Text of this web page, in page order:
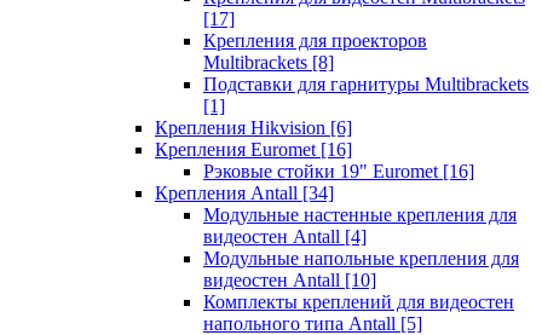
[17]
Крепления для проекторов
Multibrackets [8]
Подставки для гарнитуры Multibrackets
[1]
Крепления Hikvision [6]
Крепления Euromet [16]
Рэковые стойки 19" Euromet [16]
Крепления Antall [34]
Модульные настенные крепления для
видеостен Antall [4]
Модульные напольные крепления для
видеостен Antall [10]
Комплекты креплений для видеостен
напольного типа Antall [5]